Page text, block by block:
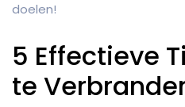
doelen!
5 Effectieve
te